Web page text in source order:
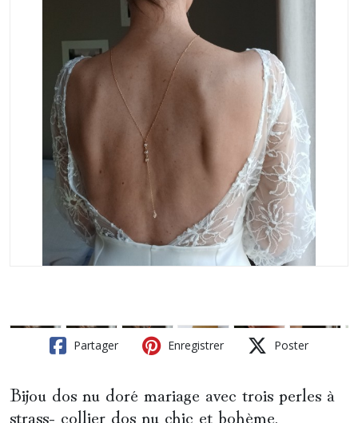
Partager Enregistrer Poster
Bijou dos nu doré mariage avec trois perles à
strass- collier dos nu chic et bohème.